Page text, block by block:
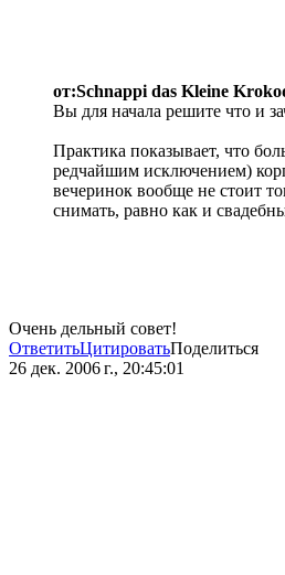
от:Schnappi das Kleine
Вы для начала решите что и
Практика показывает, что
редчайшим исключением)
вечеринок вообще не стоит
снимать, равно как и
Очень дельный совет!
ОтветитьЦитироватьПоделиться
26 дек. 2006 г., 20:45:01